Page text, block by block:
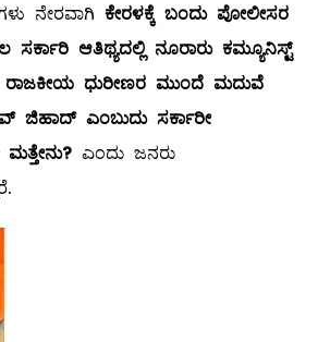
ನೇರವಾಗಿ ಕೇರಳಕ್ಕೆ ಬಂದು ಪೋಲೀಸರ
ಆತಿಥ್ಯದಲ್ಲಿ ನೂರಾರು ಕಮ್ಯೂನಿಸ್ಟ್
ರಾಜಕೀಯ ಧುರೀಣರ ಮುಂದೆ ಮದುವೆ
ಜಿಹಾದ್ ಎಂಬುದು ಸರ್ಕಾರೀ
ಎಂದು ಜನರು